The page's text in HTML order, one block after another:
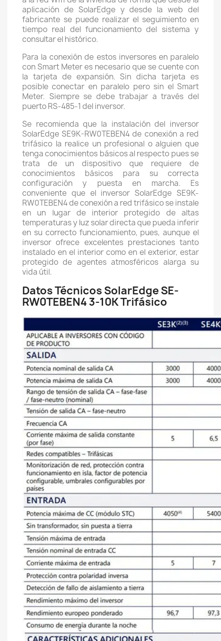
aplicación de SolarEdge y desde la web del
fabricante se puede realizar el seguimiento en
tiempo real del funcionamiento del sistema y
consultar el histórico.
Para la conexión de estos inversores en paralelo
con Smart Meter es necesario que se cuente con
la tarjeta de expansión. Sin dicha tarjeta es
posible conectar en paralelo pero sin el Smart
Meter. Siempre se debe trabajar a través del
puerto RS-485-1 del inversor.
Se recomienda que la instalación del inversor
SolarEdge SE9K-RW0TEBEN4 de conexión a red
trifásico la realice un profesional o alguien que
tenga conocimientos básicos al respecto pues se
trata de un dispositivo que requiere de
conocimientos básicos para su correcta
configuración y puesta en marcha. Es
conveniente que el inversor SolarEdge SE9K-
RW0TEBEN4 de conexión a red trifásico se instale
en un lugar de interior protegido de altas
temperaturas y luz solar directa que pueda inferir
en su correcto funcionamiento, pues, aunque el
inversor ofrece excelentes prestaciones tanto
instalado en el interior como en el exterior, estar
protegido de agentes atmosféricos alarga su
vida útil.
Datos Técnicos SolarEdge SE-
RW0TEBEN4 3-10K Trifásico